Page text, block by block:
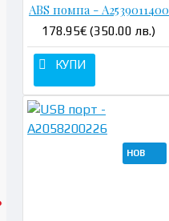
ABS помпа - A2539011400
178.95€ (350.00 лв.)
КУПИ
НОВ